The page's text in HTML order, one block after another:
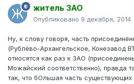
житель ЗАО
Опубликовано 9 декабря, 2014
Ну, к слову говоря, часть
(Рублёво-Архангельское, Конезавод
относятся как раз к ЗАО
Можайский соответственно), правда
так, что бОльшая часть существующих